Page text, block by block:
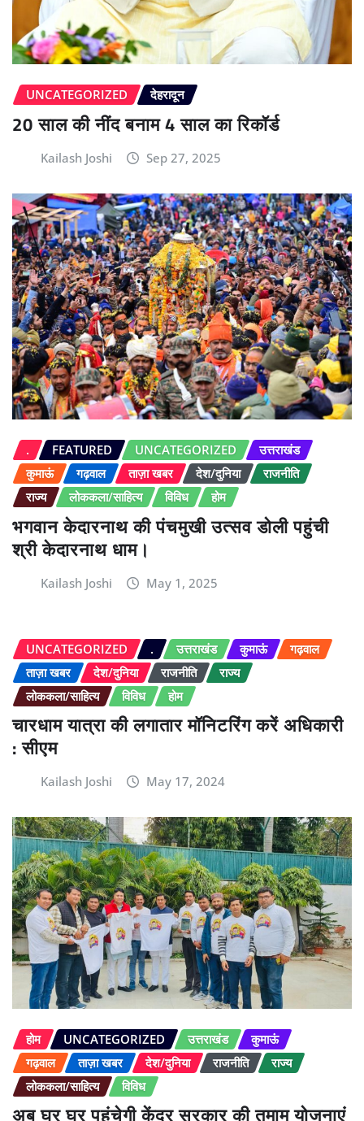
UNCATEGORIZED देहरादून
20 साल की नींद बनाम 4 साल का रिकॉर्ड
Kailash Joshi Sep 27, 2025
. FEATURED UNCATEGORIZED
उत्तराखंड
कुमाऊं
गढ़वाल ताज़ा खबर देश/दुनिया
राजनीति
राज्य
लोककला/साहित्य विविध होम
भगवान केदारनाथ की पंचमुखी उत्सव डोली पहुंची
श्री केदारनाथ धाम।
Kailash Joshi May 1, 2025
UNCATEGORIZED . उत्तराखंड कुमाऊं
गढ़वाल
ताज़ा खबर
देश/दुनिया राजनीति
राज्य
लोककला/साहित्य
विविध होम
चारधाम यात्रा की लगातार मॉनिटरिंग करें अधिकारी
: सीएम
Kailash Joshi May 17, 2024
होम UNCATEGORIZED उत्तराखंड
कुमाऊं
गढ़वाल
ताज़ा खबर देश/दुनिया राजनीति
राज्य
लोककला/साहित्य
विविध